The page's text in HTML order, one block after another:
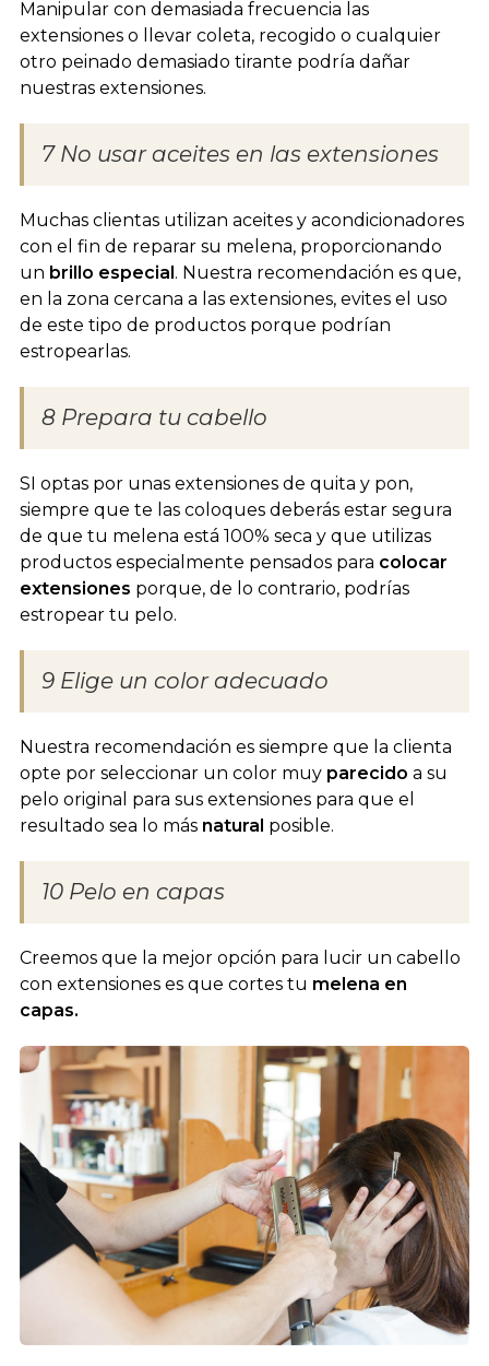
Manipular con demasiada frecuencia las
extensiones o llevar coleta, recogido o cualquier
otro peinado demasiado tirante podría dañar
nuestras extensiones.
7 No usar aceites en las extensiones
Muchas clientas utilizan aceites y acondicionadores
con el fin de reparar su melena, proporcionando
un brillo especial. Nuestra recomendación es que,
en la zona cercana a las extensiones, evites el uso
de este tipo de productos porque podrían
estropearlas.
8 Prepara tu cabello
SI optas por unas extensiones de quita y pon,
siempre que te las coloques deberás estar segura
de que tu melena está 100% seca y que utilizas
productos especialmente pensados para colocar
extensiones porque, de lo contrario, podrías
estropear tu pelo.
9 Elige un color adecuado
Nuestra recomendación es siempre que la clienta
opte por seleccionar un color muy parecido a su
pelo original para sus extensiones para que el
resultado sea lo más natural posible.
10 Pelo en capas
Creemos que la mejor opción para lucir un cabello
con extensiones es que cortes tu melena en
capas.